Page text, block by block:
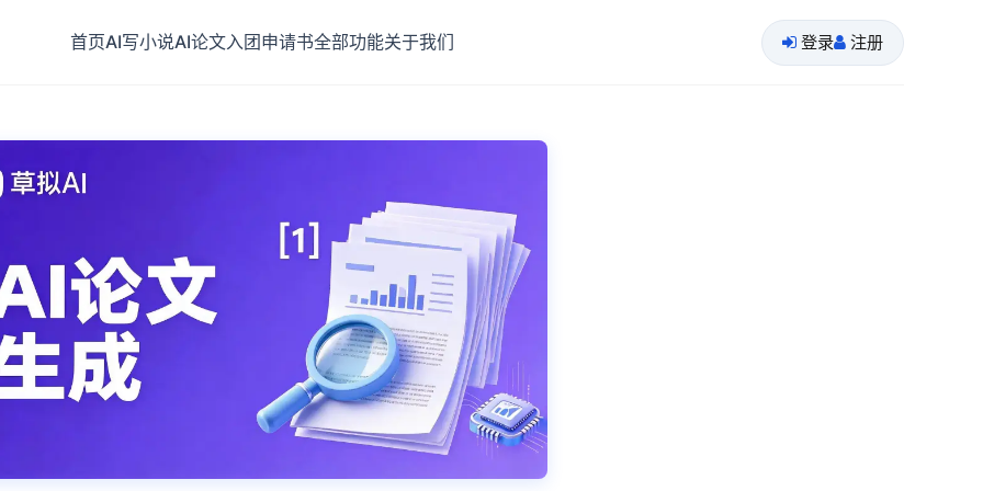
首页AI写小说AI论文入团申请书全部功能关于我们 登录 注册